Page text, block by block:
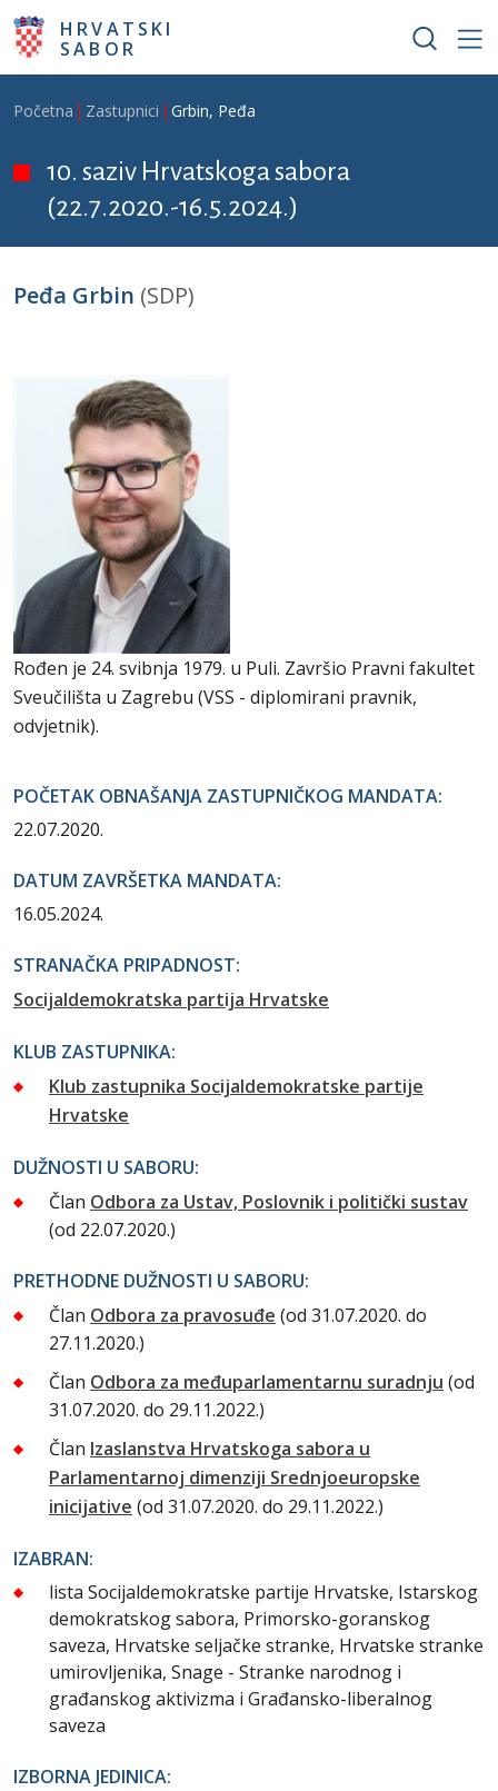
Skoči na glavni sadržaj
HRVATSKI
SABOR
Breadcrumb
Početna Zastupnici Grbin, Peđa
10. saziv Hrvatskoga sabora
(22.7.2020.-16.5.2024.)
Peđa Grbin (SDP)
Rođen je 24. svibnja 1979. u Puli. Završio Pravni fakultet
Sveučilišta u Zagrebu (VSS - diplomirani pravnik,
odvjetnik).
POČETAK OBNAŠANJA ZASTUPNIČKOG MANDATA:
22.07.2020.
DATUM ZAVRŠETKA MANDATA:
16.05.2024.
STRANAČKA PRIPADNOST:
Socijaldemokratska partija Hrvatske
KLUB ZASTUPNIKA:
Klub zastupnika Socijaldemokratske partije
Hrvatske
DUŽNOSTI U SABORU:
Član Odbora za Ustav, Poslovnik i politički sustav
(od 22.07.2020.)
PRETHODNE DUŽNOSTI U SABORU:
Član Odbora za pravosuđe (od 31.07.2020. do
27.11.2020.)
Član Odbora za međuparlamentarnu suradnju (od
31.07.2020. do 29.11.2022.)
Član Izaslanstva Hrvatskoga sabora u
Parlamentarnoj dimenziji Srednjoeuropske
inicijative (od 31.07.2020. do 29.11.2022.)
IZABRAN:
lista Socijaldemokratske partije Hrvatske, Istarskog
demokratskog sabora, Primorsko-goranskog
saveza, Hrvatske seljačke stranke, Hrvatske stranke
umirovljenika, Snage - Stranke narodnog i
građanskog aktivizma i Građansko-liberalnog
saveza
IZBORNA JEDINICA: